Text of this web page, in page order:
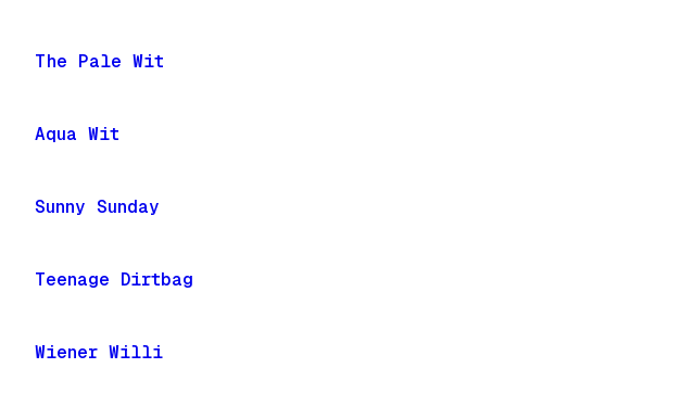
The Pale Wit
Aqua Wit
Sunny Sunday
Teenage Dirtbag
Wiener Willi